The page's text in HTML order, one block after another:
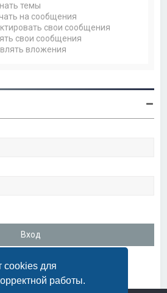
cookies для
работы.
темы
на сообщения
свои сообщения
свои сообщения
вложения